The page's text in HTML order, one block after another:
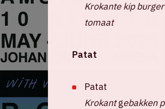
Krokante kip
tomaat
Patat
Patat
Krokantgebakken